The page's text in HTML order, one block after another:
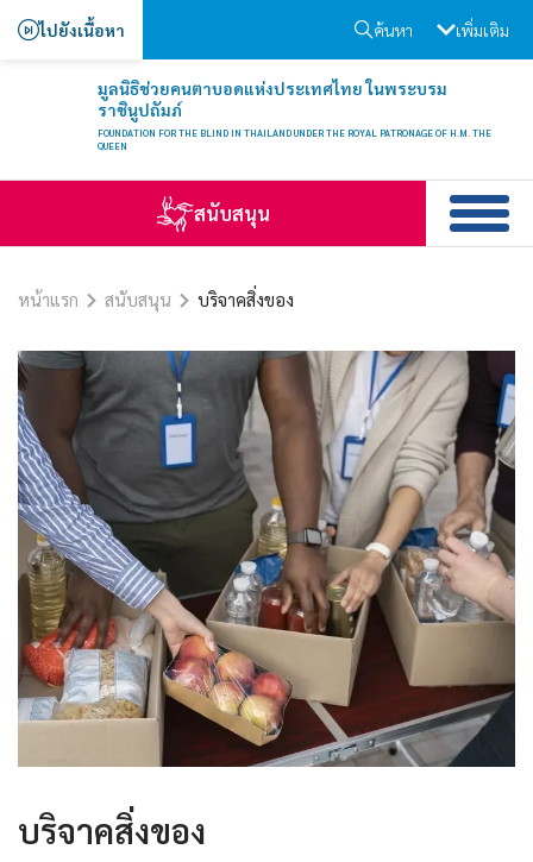
ไปยังเนื้อหา ค้นหา เพิ่มเติม
มูลนิธิช่วยคนตาบอดแห่งประเทศไทย ในพระบรม
ราชินูปถัมภ์
FOUNDATION FOR THE BLIND IN THAILAND UNDER THE ROYAL PATRONAGE OF H.M. THE
QUEEN
สนับสนุน
หน้าแรก สนับสนุน บริจาคสิ่งของ
บริจาคสิ่งของ